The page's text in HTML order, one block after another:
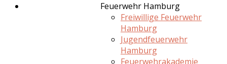
Feuerwehr Hamburg
Freiwillige Feuerwehr
Hamburg
Jugendfeuerwehr
Hamburg
Feuerwehrakademie